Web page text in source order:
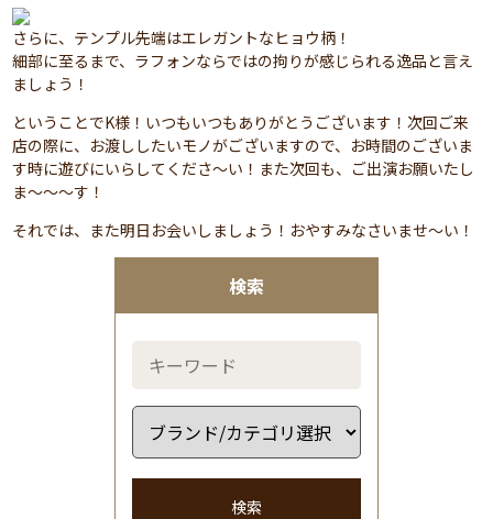
検索
検索
さらに、テンプル先端はエレガントなヒョウ柄！
細部に至るまで、ラフォンならではの拘りが感じられる逸品と言え
ましょう！
ということでK様！いつもいつもありがとうございます！次回ご来
店の際に、お渡ししたいモノがございますので、お時間のございま
す時に遊びにいらしてくださ～い！また次回も、ご出演お願いたし
ま～～～す！
それでは、また明日お会いしましょう！おやすみなさいませ～い！